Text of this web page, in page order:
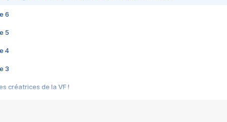
6
5
4
3
créatrices de la VF !